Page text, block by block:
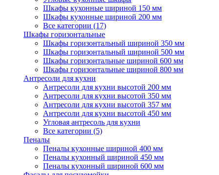
Шкафы кухонные шириной 150 мм
Шкафы кухонные шириной 200 мм
Все категории (17)
Шкафы горизонтальные
Шкафы горизонтальный шириной 350 мм
Шкафы горизонтальный шириной 500 мм
Шкафы горизонтальные шириной 600 мм
Шкафы горизонтальные шириной 800 мм
Антресоли для кухни
Антресоли для кухни высотой 200 мм
Антресоли для кухни высотой 350 мм
Антресоли для кухни высотой 357 мм
Антресоли для кухни высотой 450 мм
Угловая антресоль для кухни
Все категории (5)
Пеналы
Пеналы кухонные шириной 400 мм
Пеналы кухонный шириной 450 мм
Пеналы кухонный шириной 600 мм